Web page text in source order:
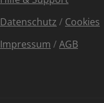
Datenschutz / Cookies
Impressum /AGB